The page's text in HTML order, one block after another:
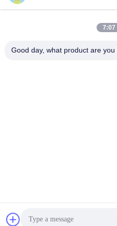
MATERIALS Co., Ltd. Todo.
7:07
Good day, what product are